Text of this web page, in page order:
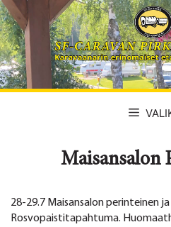
Siirry
sisältöön
Maisansalon
28-29.7 Maisansalon perinteinen
Rosvopaistitapahtuma.